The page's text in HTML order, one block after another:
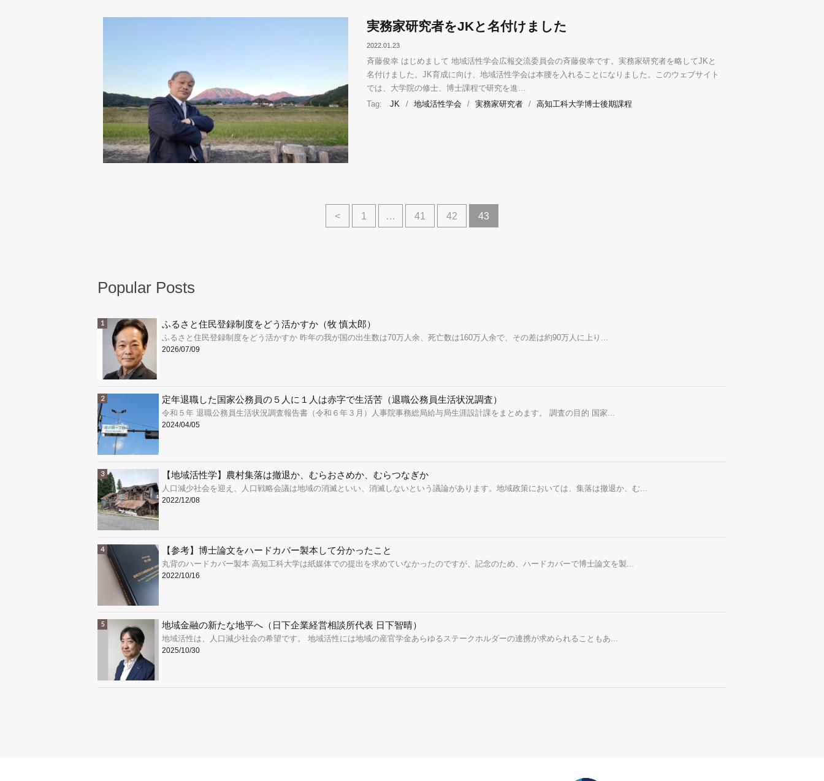
実務家研究者をJKと名付けました
2022.01.23
斉藤俊幸 はじめまして 地域活性学会広報交流委員会の斉藤俊幸です。実務家研究者を略してJKと
名付けました。JK育成に向け、地域活性学会は本腰を入れることになりました。このウェブサイト
では、大学院の修士、博士課程で研究を進…
Tag:
JK / 地域活性学会 / 実務家研究者 / 高知工科大学博士後期課程
< 1 … 41 42 43
Popular Posts
ふるさと住民登録制度をどう活かすか（牧 慎太郎）
ふるさと住民登録制度をどう活かすか 昨年の我が国の出生数は70万人余、死亡数は160万人余で、その差は約90万人に上り...
2026/07/09
定年退職した国家公務員の５人に１人は赤字で生活苦（退職公務員生活状況調査）
令和５年 退職公務員生活状況調査報告書（令和６年３月）人事院事務総局給与局生涯設計課をまとめます。 調査の目的 国家...
2024/04/05
【地域活性学】農村集落は撤退か、むらおさめか、むらつなぎか
人口減少社会を迎え、人口戦略会議は地域の消滅といい、消滅しないという議論があります。地域政策においては、集落は撤退か、む...
2022/12/08
【参考】博士論文をハードカバー製本して分かったこと
丸背のハードカバー製本 高知工科大学は紙媒体での提出を求めていなかったのですが、記念のため、ハードカバーで博士論文を製...
2022/10/16
地域金融の新たな地平へ（日下企業経営相談所代表 日下智晴）
地域活性は、人口減少社会の希望です。 地域活性には地域の産官学金あらゆるステークホルダーの連携が求められることもあ...
2025/10/30